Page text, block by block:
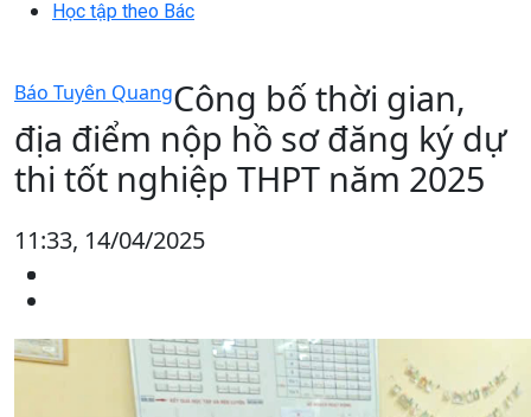
Học tập theo Bác
Báo Tuyên QuangCông bố thời gian,
địa điểm nộp hồ sơ đăng ký dự
thi tốt nghiệp THPT năm 2025
11:33, 14/04/2025